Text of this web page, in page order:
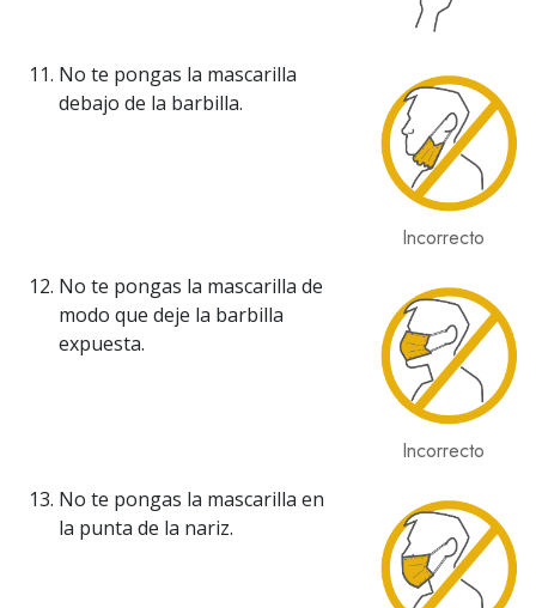
Incorrecto
No te pongas la mascarilla
debajo de la barbilla.
Incorrecto
No te pongas la mascarilla de
modo que deje la barbilla
expuesta.
No te pongas la mascarilla en
la punta de la nariz.